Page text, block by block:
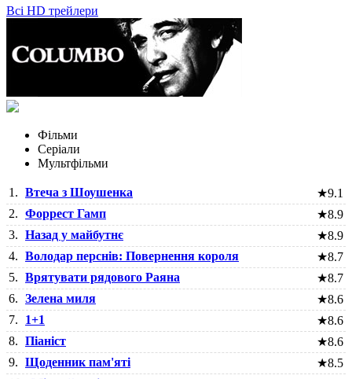
Всі HD трейлери
Фільми
Серіали
Мультфільми
1. Втеча з Шоушенка ★9.1
2. Форрест Гамп ★8.9
3. Назад у майбутнє ★8.9
4. Володар перснів: Повернення короля ★8.7
5. Врятувати рядового Раяна ★8.7
6. Зелена миля ★8.6
7.
1+1 ★8.6
8. Піаніст ★8.6
9. Щоденник пам'яті ★8.5